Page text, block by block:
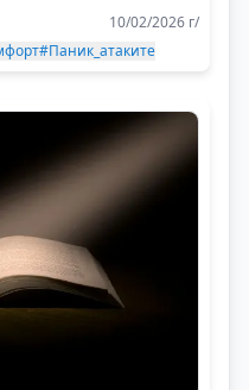
10/02/2026 г/
#Паник_атаките